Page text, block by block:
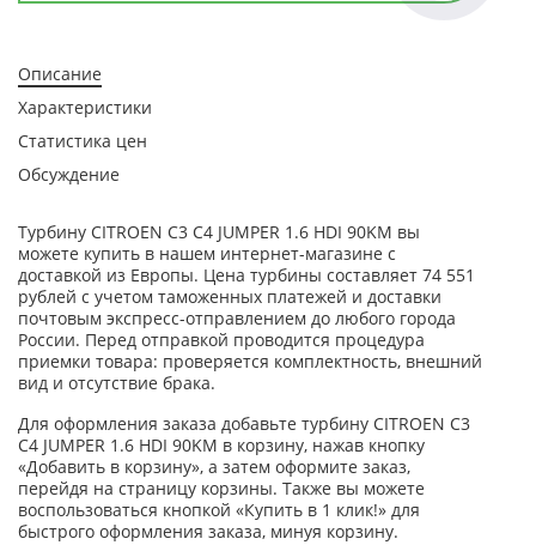
Описание
Характеристики
Статистика цен
Обсуждение
Турбину CITROEN C3 C4 JUMPER 1.6 HDI 90KM вы
можете купить в нашем интернет-магазине с
доставкой из Европы. Цена турбины составляет 74 551
рублей с учетом таможенных платежей и доставки
почтовым экспресс-отправлением до любого города
России. Перед отправкой проводится процедура
приемки товара: проверяется комплектность, внешний
вид и отсутствие брака.
Для оформления заказа добавьте турбину CITROEN C3
C4 JUMPER 1.6 HDI 90KM в корзину, нажав кнопку
«Добавить в корзину», а затем оформите заказ,
перейдя на страницу корзины. Также вы можете
воспользоваться кнопкой «Купить в 1 клик!» для
быстрого оформления заказа, минуя корзину.